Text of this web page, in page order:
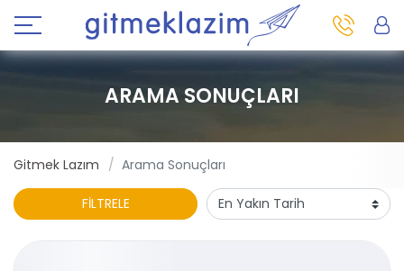
ARAMA SONUÇLARI
Gitmek Lazım Arama Sonuçları
FİLTRELE